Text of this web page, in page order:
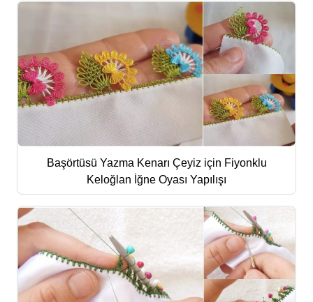
Başörtüsü Yazma Kenarı Çeyiz için Fiyonklu
Keloğlan İğne Oyası Yapılışı